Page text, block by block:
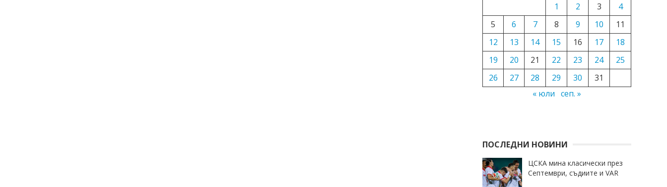
1
2 3
4
5
6 7 8 9 10
11
12
13 14 15 16 17
18
19
20 21 22 23 24
25
26
27 28 29 30
31
« юли сеп. »
ПОСЛЕДНИ НОВИНИ
ЦСКА мина класически през
Септември, съдиите и VAR